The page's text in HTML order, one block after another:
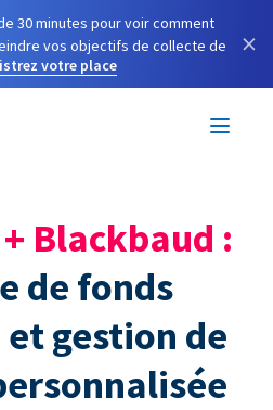
30 minutes pour voir comment
vos objectifs de collecte de
votre place
×
Blackbaud :
de fonds
gestion de